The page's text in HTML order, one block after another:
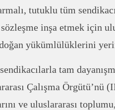
tutuklu tüm
inşa etmek için
yükümlülüklerini
tam
Çalışma
ve uluslararası